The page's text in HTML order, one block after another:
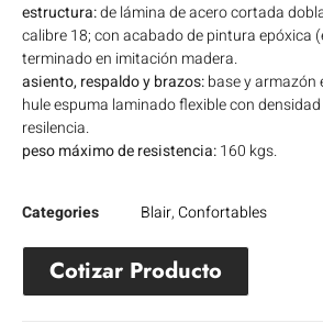
estructura:de lámina de acero cortada
calibre 18; con acabado de pintura epóxica
terminado en imitación madera.
asiento, respaldo y brazos:base y armazón
hule espuma laminado flexible con
resilencia.
peso máximo de resistencia:160 kgs.
Categories Blair,Confortables
Cotizar Producto